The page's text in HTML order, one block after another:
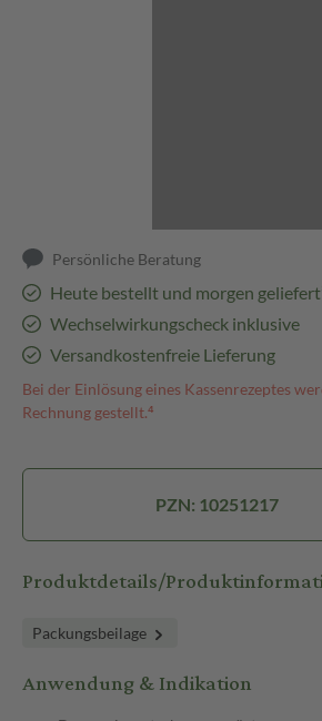
Persönliche Beratung
Heute bestellt und morgen
Wechselwirkungscheck inklusive
Versandkostenfreie Lieferung
Bei der Einlösung eines Kassenrezeptes
Rechnung gestellt.⁴
PZN: 10251217
Produktdetails/
Packungsbeilage
Anwendung & Indikation